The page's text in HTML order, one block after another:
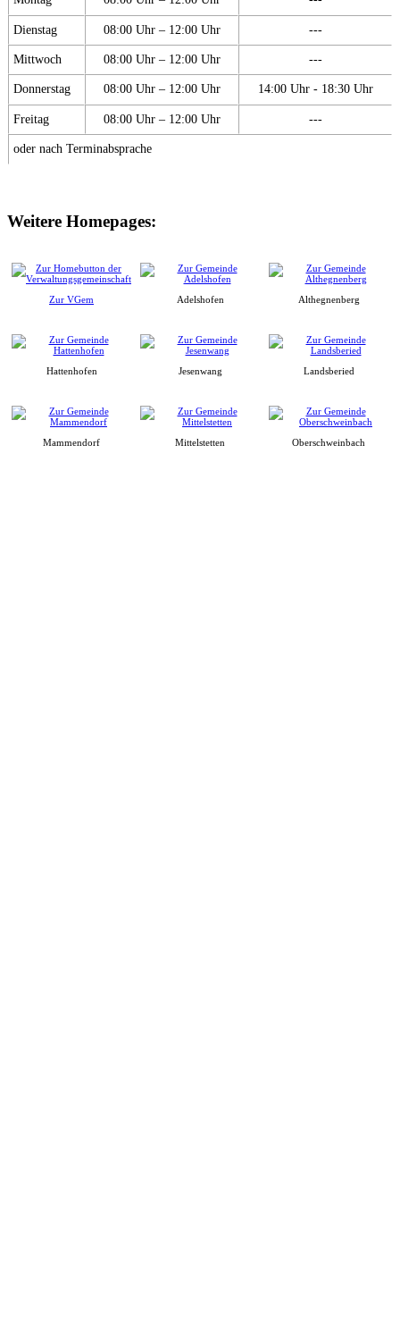
Dienstag 08:00 Uhr – 12:00 Uhr ---
Mittwoch 08:00 Uhr – 12:00 Uhr ---
Donnerstag 08:00 Uhr – 12:00 Uhr 14:00 Uhr - 18:30 Uhr
Freitag 08:00 Uhr – 12:00 Uhr ---
oder nach Terminabsprache
Weitere Homepages:
Zur VGem Adelshofen Althegnenberg
Hattenhofen Jesenwang Landsberied
Mammendorf Mittelstetten Oberschweinbach